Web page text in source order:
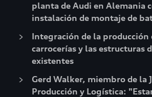
planta de Audi en Alemania
instalación de montaje de
Integración de la producción
carrocerías y las estructuras
existentes
Gerd Walker, miembro de la
Producción y Logística: